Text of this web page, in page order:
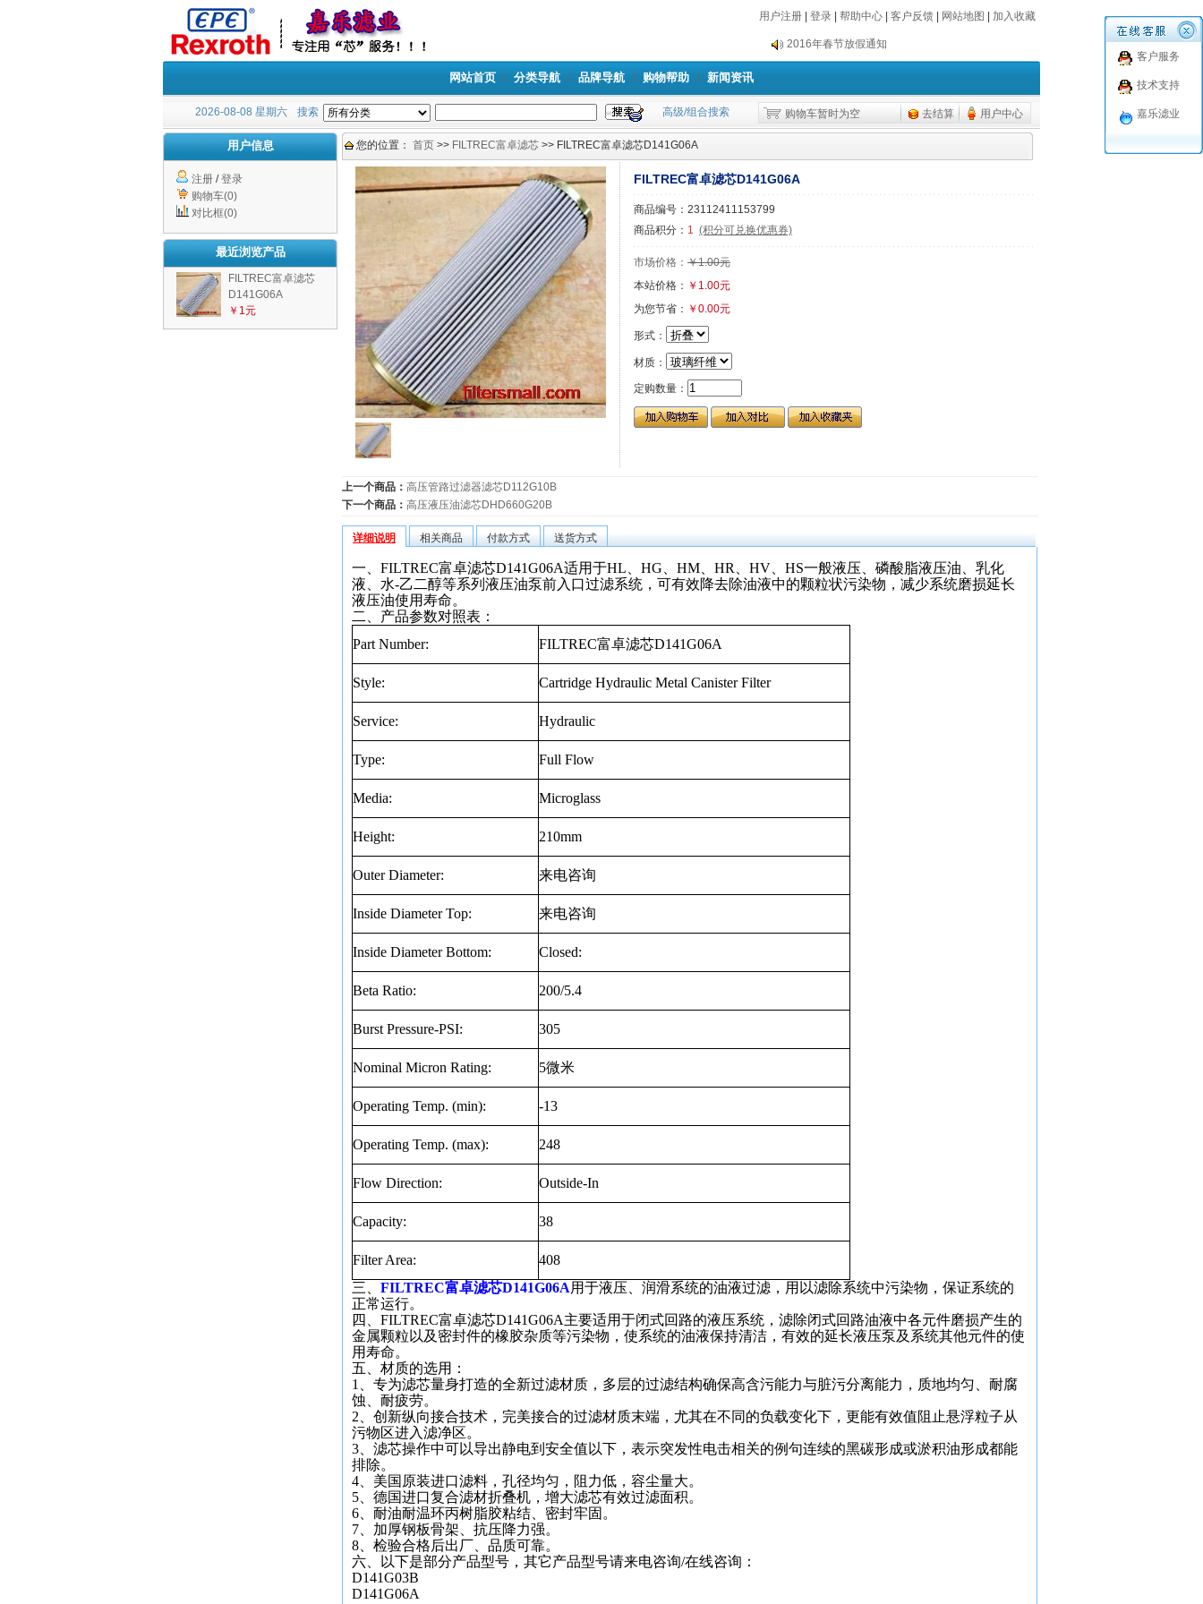
用户注册 登录 帮助中心 客户反馈 网站地图 加入收藏
2016年春节放假通知
网站首页 分类导航 品牌导航 购物帮助 新闻资讯
2026-08-08 星期六 搜索 高级/组合搜索 购物车暂时为空 去结算 用户中心
客户服务
技术支持
嘉乐滤业
用户信息
注册 /登录
购物车(0)
对比框(0)
最近浏览产品
FILTREC富卓滤芯
D141G06A
￥1元
您的位置： 首页 >> FILTREC富卓滤芯 >> FILTREC富卓滤芯D141G06A
FILTREC富卓滤芯D141G06A
商品编号：23112411153799
商品积分： 1 (积分可兑换优惠券)
市场价格： ￥1.00元
本站价格： ￥1.00元
为您节省： ￥0.00元
形式：
材质：
定购数量：
上一个商品： 高压管路过滤器滤芯D112G10B
下一个商品： 高压液压油滤芯DHD660G20B
详细说明 相关商品 付款方式 送货方式
一、FILTREC富卓滤芯D141G06A适用于HL HG HM HR HV HS一般液压、磷酸脂液压油、乳化
液、水-乙二醇等系列液压油泵前入口过滤系统，可有效降去除油液中的颗粒状污染物，减少系统磨损延长
液压油使用寿命。
二、产品参数对照表：
Part Number:
FILTREC富卓滤芯D141G06A
Style: Cartridge Hydraulic Metal Canister Filter
Service: Hydraulic
Type: Full Flow
Media: Microglass
Height: 210mm
Outer Diameter: 来电咨询
Inside Diameter Top: 来电咨询
Inside Diameter Bottom: Closed:
Beta Ratio: 200/5.4
Burst Pressure-PSI: 305
Nominal Micron Rating: 5微米
Operating Temp. (min): -13
Operating Temp. (max): 248
Flow Direction: Outside-In
Capacity: 38
Filter Area:
408
三、 FILTREC富卓滤芯D141G06A用于液压、润滑系统的油液过滤，用以滤除系统中污染物，保证系统的
正常运行。
四、FILTREC富卓滤芯D141G06A主要适用于闭式回路的液压系统，滤除闭式回路油液中各元件磨损产生的
金属颗粒以及密封件的橡胶杂质等污染物，使系统的油液保持清洁，有效的延长液压泵及系统其他元件的使
用寿命。
五、材质的选用：
1、专为滤芯量身打造的全新过滤材质，多层的过滤结构确保高含污能力与脏污分离能力，质地均匀、耐腐
蚀、耐疲劳。
2、创新纵向接合技术，完美接合的过滤材质末端，尤其在不同的负载变化下，更能有效值阻止悬浮粒子从
污物区进入滤净区。
3、滤芯操作中可以导出静电到安全值以下，表示突发性电击相关的例句连续的黑碳形成或淤积油形成都能
排除。
4、美国原装进口滤料，孔径均匀，阻力低，容尘量大。
5、德国进口复合滤材折叠机，增大滤芯有效过滤面积。
6、耐油耐温环丙树脂胶粘结、密封牢固。
7、加厚钢板骨架、抗压降力强。
8、检验合格后出厂、品质可靠。
六、以下是部分产品型号，其它产品型号请来电咨询/在线咨询：
D141G03B
D141G06A